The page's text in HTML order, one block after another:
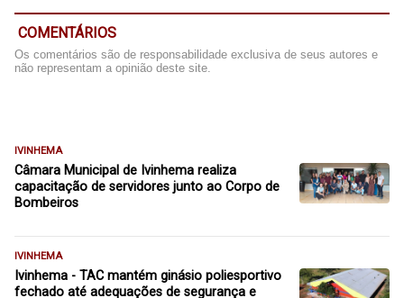
COMENTÁRIOS
Os comentários são de responsabilidade exclusiva de seus autores e
não representam a opinião deste site.
IVINHEMA
Câmara Municipal de Ivinhema realiza
capacitação de servidores junto ao Corpo de
Bombeiros
IVINHEMA
Ivinhema - TAC mantém ginásio poliesportivo
fechado até adequações de segurança e